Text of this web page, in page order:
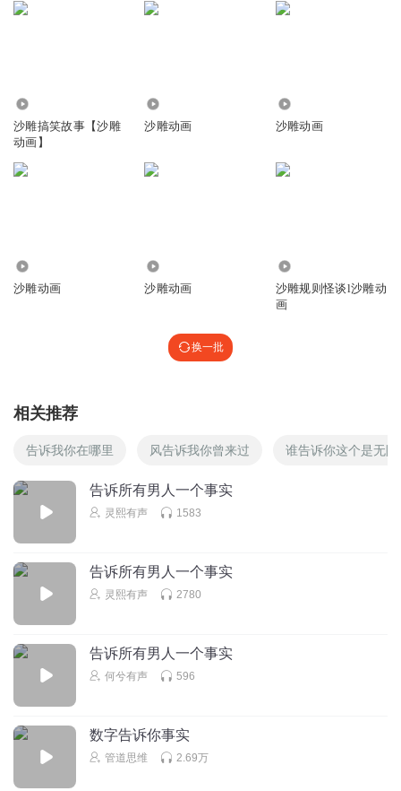
沙雕搞笑故事【沙雕
动画】
沙雕动画 沙雕动画
沙雕动画 沙雕动画
沙雕规则怪谈l沙雕动
画
换一批
相关推荐
告诉我你在哪里 风告诉我你曾来过 谁告诉你这个是无限
告诉所有男人一个事实
灵熙有声 1583
告诉所有男人一个事实
灵熙有声 2780
告诉所有男人一个事实
何兮有声 596
数字告诉你事实
管道思维 2.69万